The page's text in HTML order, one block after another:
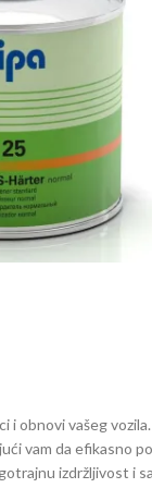
i obnovi vašeg vozila.
vam da efikasno
izdržljivost i